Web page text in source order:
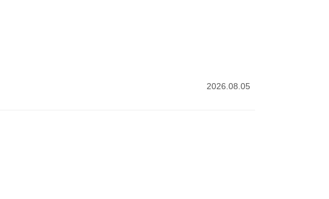
2026.08.05